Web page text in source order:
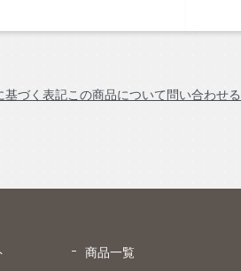
基づく表記この商品について問い合わせる
商品一覧